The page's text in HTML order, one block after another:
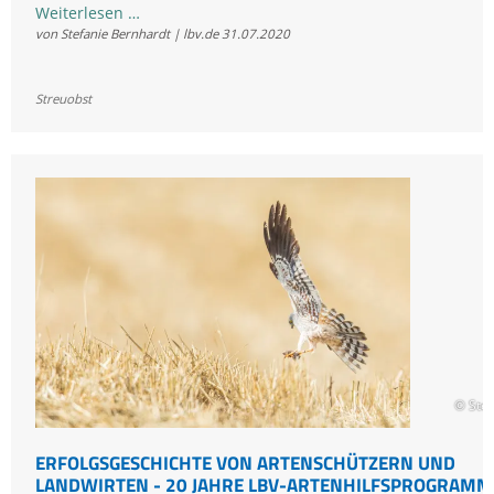
Weiterlesen …LBV
und
Verordnung
von Stefanie Bernhardt | lbv.de31.07.2020
Streuobst
©
ERFOLGSGESCHICHTE VON ARTENSCHÜTZERN UND
LANDWIRTEN - 20 JAHRE LBV-ARTENHILFSPROGRAMM